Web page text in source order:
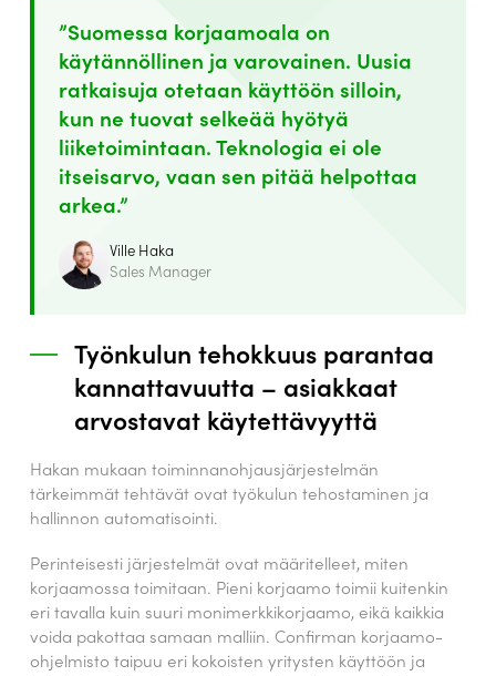
”Suomessa korjaamoala on
käytännöllinen ja varovainen. Uusia
ratkaisuja otetaan käyttöön silloin,
kun ne tuovat selkeää hyötyä
liiketoimintaan. Teknologia ei ole
itseisarvo, vaan sen pitää helpottaa
arkea.”
Ville Haka
Sales Manager
Työnkulun tehokkuus parantaa
kannattavuutta – asiakkaat
arvostavat käytettävyyttä
Hakan mukaan toiminnanohjausjärjestelmän
tärkeimmät tehtävät ovat työkulun tehostaminen ja
hallinnon automatisointi.
Perinteisesti järjestelmät ovat määritelleet, miten
korjaamossa toimitaan. Pieni korjaamo toimii kuitenkin
eri tavalla kuin suuri monimerkkikorjaamo, eikä kaikkia
voida pakottaa samaan malliin. Confirman korjaamo-
ohjelmisto taipuu eri kokoisten yritysten käyttöön ja